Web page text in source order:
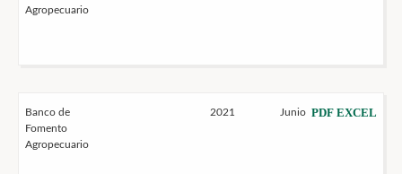
Agropecuario
Banco de
Fomento
Agropecuario
2021 Junio PDF EXCEL